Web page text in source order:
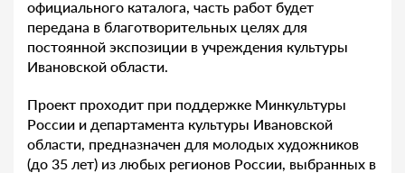
официального каталога, часть работ будет
передана в благотворительных целях для
постоянной экспозиции в учреждения культуры
Ивановской области.
Проект проходит при поддержке Минкультуры
России и департамента культуры Ивановской
области, предназначен для молодых художников
(до 35 лет) из любых регионов России, выбранных в